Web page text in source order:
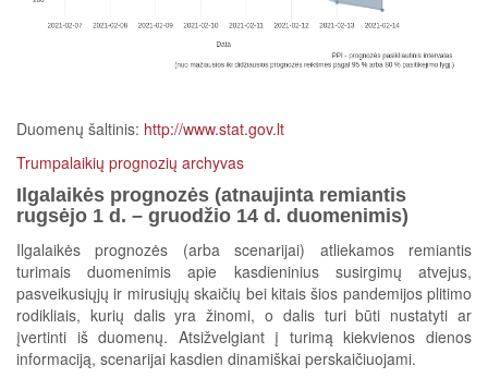
Duomenų šaltinis: http://www.stat.gov.lt
Trumpalaikių prognozių archyvas
Ilgalaikės prognozės (atnaujinta remiantis
rugsėjo 1 d. – gruodžio 14 d. duomenimis)
Ilgalaikės prognozės (arba scenarijai) atliekamos remiantis
turimais duomenimis apie kasdieninius susirgimų atvejus,
pasveikusiųjų ir mirusiųjų skaičių bei kitais šios pandemijos plitimo
rodikliais, kurių dalis yra žinomi, o dalis turi būti nustatyti ar
įvertinti iš duomenų. Atsižvelgiant į turimą kiekvienos dienos
informaciją, scenarijai kasdien dinamiškai perskaičiuojami.